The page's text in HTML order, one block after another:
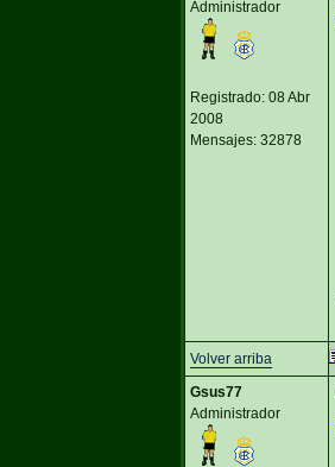
Administrador
Registrado: 08 Abr
2008
Mensajes: 32878
Volver arriba
Gsus77
Administrador